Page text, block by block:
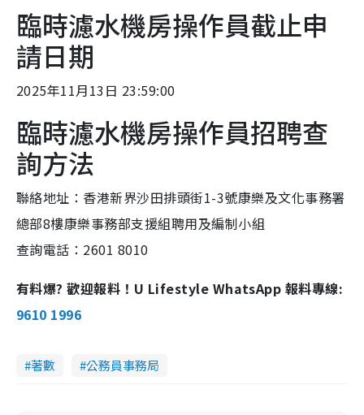
臨時濾水機房操作員截止申
請日期
2025年11月13日 23:59:00
臨時濾水機房操作員招聘查
詢方法
聯絡地址：香港新界沙田排頭街1-3號康樂及文化事務署
總部8樓康樂事務部支援組聘用及編制小組
查詢電話：2601 8010
有料爆? 歡迎報料！U Lifestyle WhatsApp 報料專線:
9610 1996
著數 公務員事務局